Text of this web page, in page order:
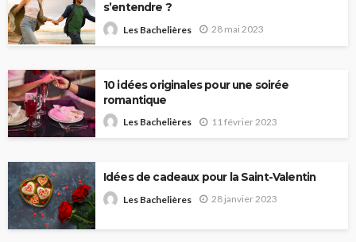
s’entendre ?
Les Bachelières 28 mai 2023
10 idées originales pour une soirée
romantique
Les Bachelières 11 février 2023
Idées de cadeaux pour la Saint-Valentin
Les Bachelières 28 janvier 2023